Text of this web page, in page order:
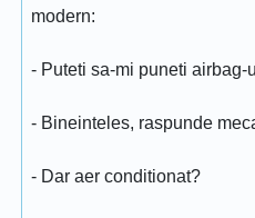
modern:
- Puteti sa-mi puneti airbag-
- Bineinteles, raspunde
- Dar aer conditionat?